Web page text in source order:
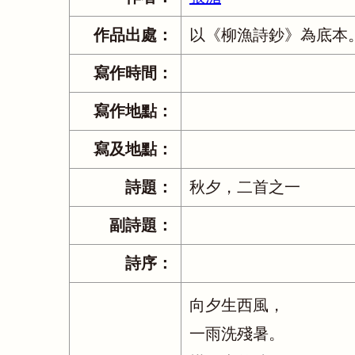
作品出處： 以《柳漁詩鈔》為底本
寫作時間：
寫作地點：
寫及地點：
詩題： 秋夕，二首之一
副詩題：
詩序：
向夕生西風，
一雨洗殘暑。